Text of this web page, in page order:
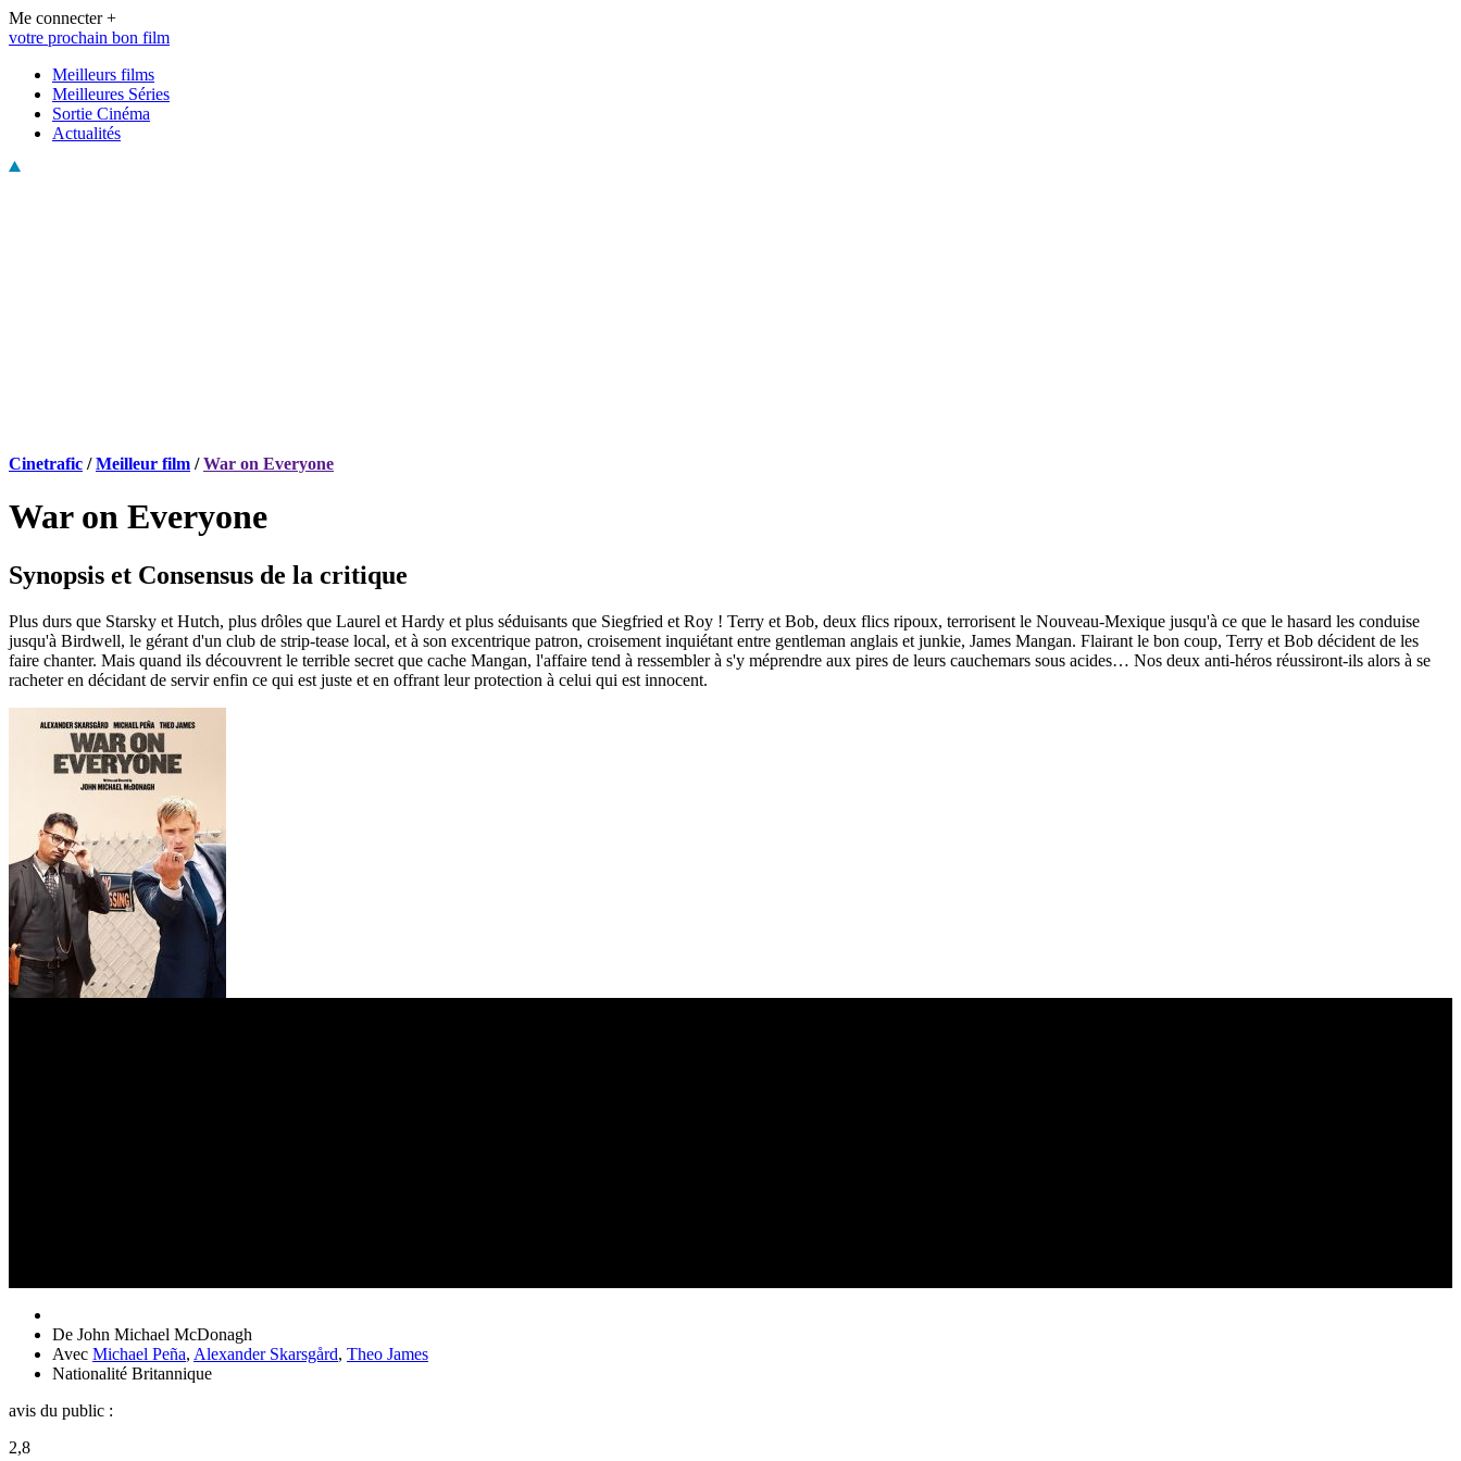
Me connecter +
votre prochain bon film
Meilleurs films
Meilleures Séries
Sortie Cinéma
Actualités
Cinetrafic /Meilleur film /War on Everyone
War on Everyone
Synopsis et Consensus de la critique
Plus durs que Starsky et Hutch, plus drôles que Laurel et Hardy et plus séduisants que Siegfried et Roy ! Terry et Bob, deux flics ripoux, terrorisent le Nouveau-Mexique jusqu'à ce que le hasard les conduise
jusqu'à Birdwell, le gérant d'un club de strip-tease local, et à son excentrique patron, croisement inquiétant entre gentleman anglais et junkie, James Mangan. Flairant le bon coup, Terry et Bob décident de les
faire chanter. Mais quand ils découvrent le terrible secret que cache Mangan, l'affaire tend à ressembler à s'y méprendre aux pires de leurs cauchemars sous acides… Nos deux anti-héros réussiront-ils alors à se
racheter en décidant de servir enfin ce qui est juste et en offrant leur protection à celui qui est innocent.
De John Michael McDonagh
Avec Michael Peña, Alexander Skarsgård, Theo James
Nationalité Britannique
avis du public :
2,8